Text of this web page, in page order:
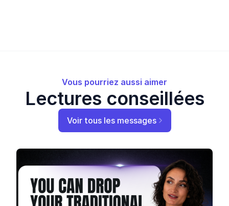
Vous pourriez aussi aimer
Lectures conseillées
Voir tous les messages